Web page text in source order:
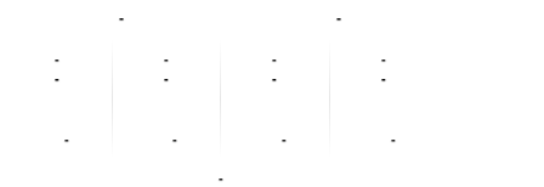
-
-
-
-
-
-
-
-
-
-
-
-
-
-
-